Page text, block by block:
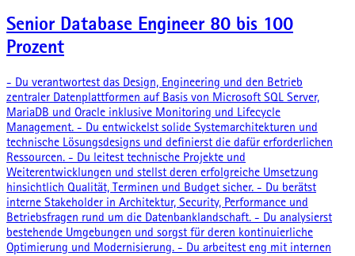
Senior Database Engineer 80 bis 100
Prozent
- Du verantwortest das Design, Engineering und den Betrieb
zentraler Datenplattformen auf Basis von Microsoft SQL Server,
MariaDB und Oracle inklusive Monitoring und Lifecycle
Management. - Du entwickelst solide Systemarchitekturen und
technische Lösungsdesigns und definierst die dafür erforderlichen
Ressourcen. - Du leitest technische Projekte und
Weiterentwicklungen und stellst deren erfolgreiche Umsetzung
hinsichtlich Qualität, Terminen und Budget sicher. - Du berätst
interne Stakeholder in Architektur, Security, Performance und
Betriebsfragen rund um die Datenbanklandschaft. - Du analysierst
bestehende Umgebungen und sorgst für deren kontinuierliche
Optimierung und Modernisierung. - Du arbeitest eng mit internen